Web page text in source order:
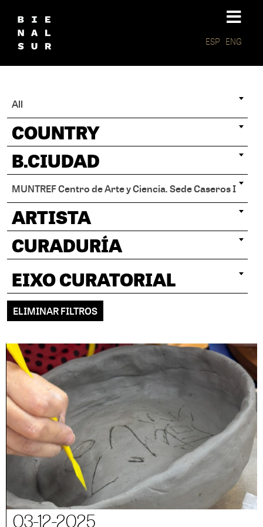
ESP ENG
All
COUNTRY
B.CIUDAD
MUNTREF Centro de Arte y Ciencia. Sede Caseros I
ARTISTA
CURADURÍA
EIXO CURATORIAL
ELIMINAR FILTROS
03-12-2025